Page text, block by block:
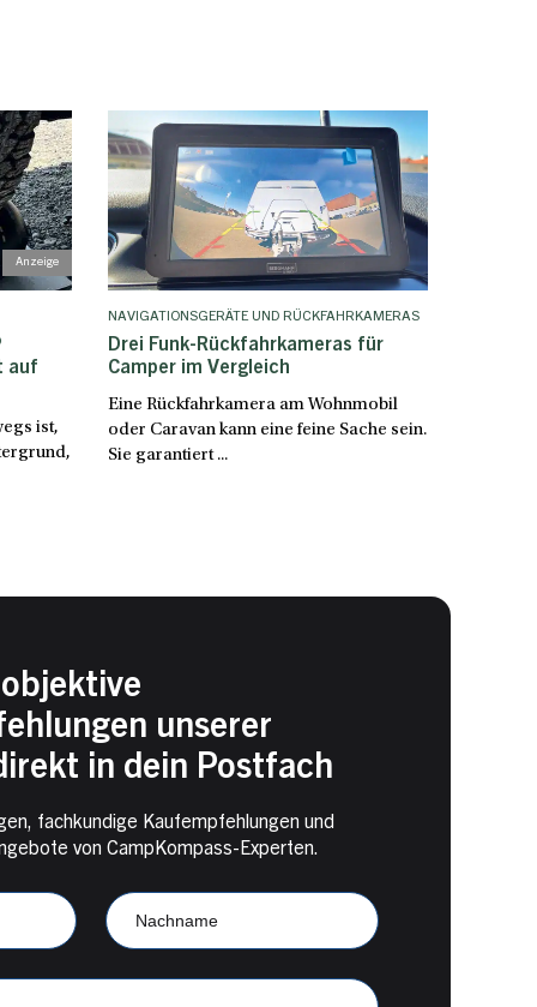
auf
ist,
NAVIGATIONSGERÄTE UND RÜCKFAHRKAMERAS
Drei Funk-Rückfahrkameras für
Camper im Vergleich
Eine Rückfahrkamera am Wohnmobil
oder Caravan kann eine feine Sache sein.
Sie garantiert ...
unserer
in dein Postfach
fachkundige Kaufempfehlungen und
von CampKompass-Experten.
Nachname